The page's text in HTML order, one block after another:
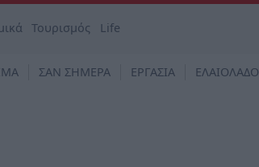
Τουρισμός Life
ΣΑΝ ΣΗΜΕΡΑ ΕΡΓΑΣΙΑ ΕΛΑΙΟΛΑΔΟ